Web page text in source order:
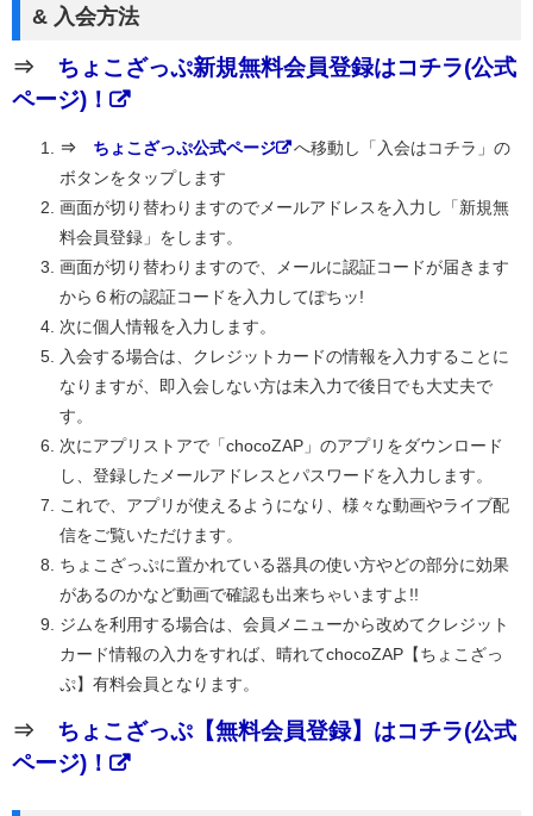
& 入会方法
⇒ ちょこざっぷ新規無料会員登録はコチラ(公式
ページ)！
⇒ ちょこざっぷ公式ページ
へ移動し「入会はコチラ」の
ボタンをタップします
画面が切り替わりますのでメールアドレスを入力し「新規無
料会員登録」をします。
画面が切り替わりますので、メールに認証コードが届きます
から６桁の認証コードを入力してぽちッ!
次に個人情報を入力します。
入会する場合は、クレジットカードの情報を入力することに
なりますが、即入会しない方は未入力で後日でも大丈夫で
す。
次にアプリストアで「chocoZAP」のアプリをダウンロード
し、登録したメールアドレスとパスワードを入力します。
これで、アプリが使えるようになり、様々な動画やライブ配
信をご覧いただけます。
ちょこざっぷに置かれている器具の使い方やどの部分に効果
があるのかなど動画で確認も出来ちゃいますよ!!
ジムを利用する場合は、会員メニューから改めてクレジット
カード情報の入力をすれば、晴れてchocoZAP【ちょこざっ
ぷ】有料会員となります。
⇒ ちょこざっぷ【無料会員登録】はコチラ(公式
ページ)！